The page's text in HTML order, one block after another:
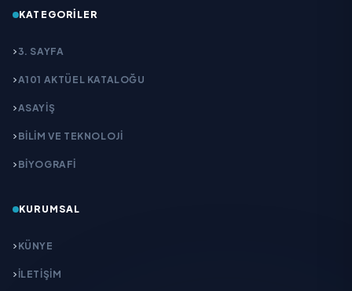
KATEGORILER
3. SAYFA
A101 AKTÜEL KATALOĞU
ASAYİŞ
BİLİM VE TEKNOLOJİ
BİYOGRAFİ
KURUMSAL
KÜNYE
İLETIŞIM